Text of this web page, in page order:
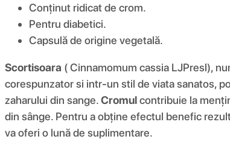
Conținut ridicat de crom.
Pentru diabetici.
Capsulă de origine vegetală.
Scortisoara ( Cinnamomum cassia LJPresl),
corespunzator si intr-un stil de viata sanatos,
zaharului din sange.Cromulcontribuie la
din sânge. Pentru a obține efectul benefic
va oferi o lună de suplimentare.